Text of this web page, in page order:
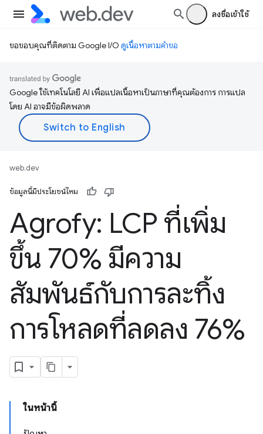
ลงชื่อเข้าใช้
ขอขอบคุณที่ติดตาม Google I/O ดูเนื้อหาตามคำขอ
Google ใช้เทคโนโลยี AI เพื่อแปลเนื้อหาเป็นภาษาที่คุณต้องการ การแปล
โดย AI อาจมีข้อผิดพลาด
web.dev
ข้อมูลนี้มีประโยชน์ไหม
Agrofy: LCP ที่เพิ่ม
ขึ้น 70% มีความ
สัมพันธ์กับการละทิ้ง
การโหลดที่ลดลง 76%
ในหน้านี้